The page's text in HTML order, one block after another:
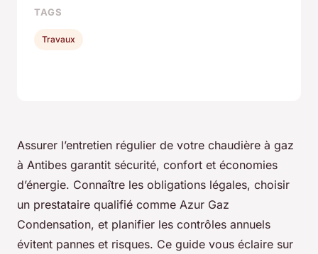
Assurer l’entretien régulier de votre chaudière à gaz
à Antibes garantit sécurité, confort et économies
d’énergie. Connaître les obligations légales, choisir
un prestataire qualifié comme Azur Gaz
Condensation, et planifier les contrôles annuels
évitent pannes et risques. Ce guide vous éclaire sur
TAGS
Travaux